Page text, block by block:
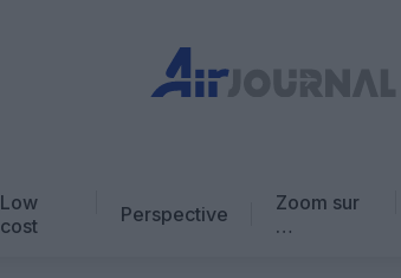
Low
cost
Perspective
Zoom sur
…